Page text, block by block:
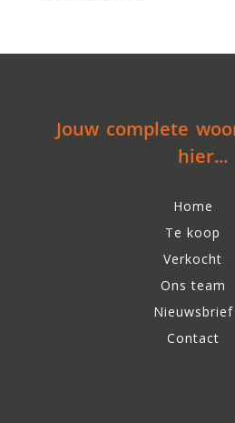
Jouw complete
hier...
Home
Te koop
Verkocht
Ons team
Nieuwsbrief
Contact